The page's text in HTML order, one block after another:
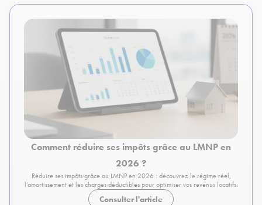
Comment réduire ses impôts grâce au LMNP en
2026 ?
Réduire ses impôts grâce au LMNP en 2026 : découvrez le régime réel,
l’amortissement et les charges déductibles pour optimiser vos revenus locatifs.
Consulter l'article